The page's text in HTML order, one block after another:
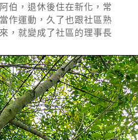
伯，退休後住在新化，常
作運動，久了也跟社區熟
，就變成了社區的理事長